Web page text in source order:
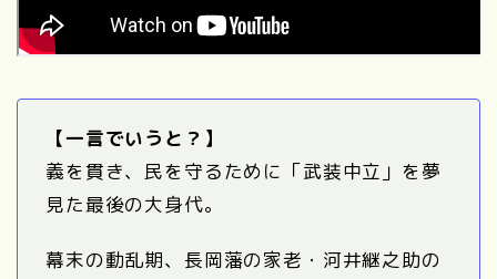
【一言でいうと？】
義を貫き、民を守るために「武装中立」を夢
見た最後の大身代。
幕末の動乱期、長岡藩の家老・河井継之助の